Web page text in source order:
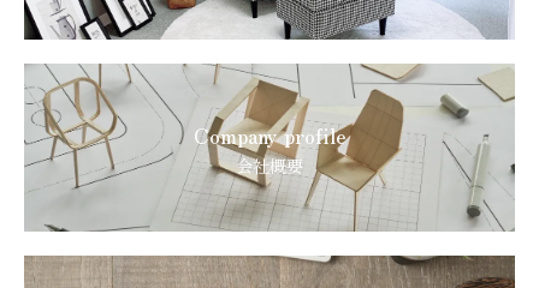
Company profile
会社概要